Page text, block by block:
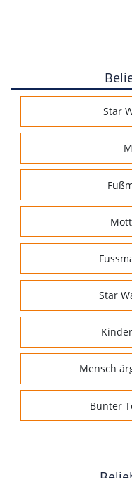
Star
Star
Mensch
Bunter